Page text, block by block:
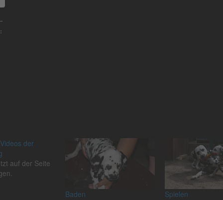
der
auf der Seite
Baden Spielen